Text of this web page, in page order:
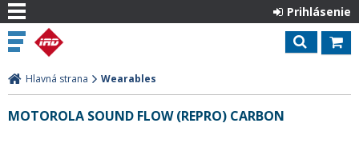
Prihlásenie
Hlavná strana Wearables
MOTOROLA SOUND FLOW (REPRO) CARBON